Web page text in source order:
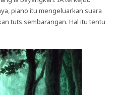
piano itu mengeluarkan suara
tuts sembarangan. Hal itu tentu